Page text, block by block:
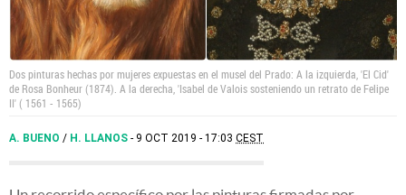
Dos pinturas hechas por mujeres expuestas en el musel del Prado: A la izquierda, 'El Cid'
de Rosa Bonheur (1874). A la derecha, 'Isabel de Valois sosteniendo un retrato de Felipe
II' ( 1561 - 1565)
A. BUENO / H. LLANOS 9 OCT 2019 - 17:03 CEST